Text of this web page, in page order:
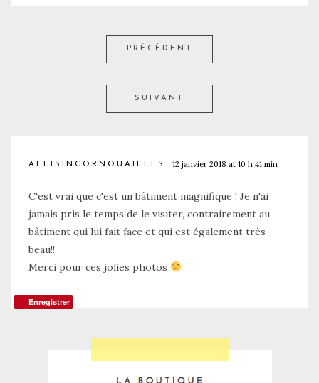
Enregistrer
Enregistrer
PRÉCÉDENT
SUIVANT
AELISINCORNOUAILLES 12 janvier 2018 at 10 h 41 min
C'est vrai que c'est un bâtiment magnifique ! Je n'ai
jamais pris le temps de le visiter, contrairement au
bâtiment qui lui fait face et qui est également très
beau!!
Merci pour ces jolies photos